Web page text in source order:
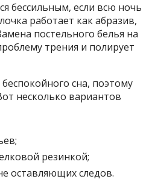
бессильным, если всю ночь
работает как абразив,
постельного белья на
трения и полирует
сна, поэтому
несколько вариантов
резинкой;
оставляющих следов.